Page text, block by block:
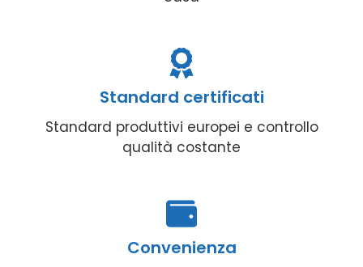
Standard certificati
Standard produttivi europei e controllo
qualità costante
Convenienza